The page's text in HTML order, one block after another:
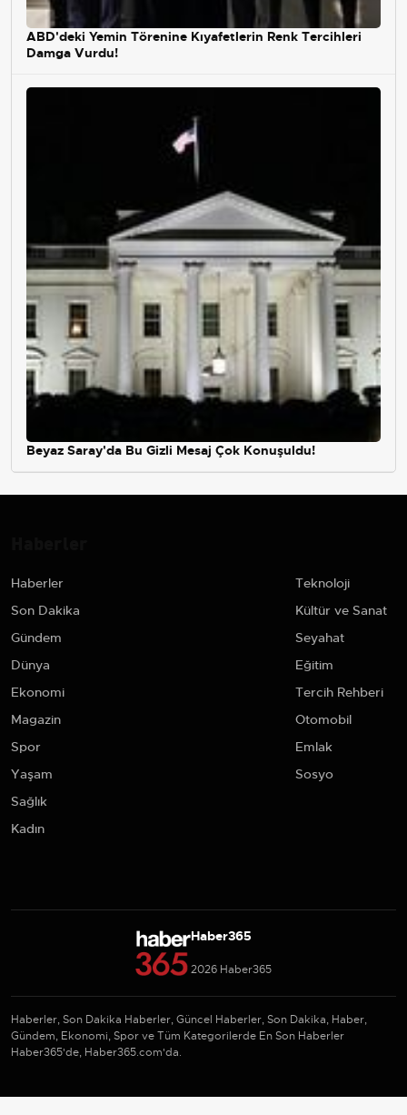
ABD'deki Yemin Törenine Kıyafetlerin Renk Tercihleri
Damga Vurdu!
Beyaz Saray'da Bu Gizli Mesaj Çok Konuşuldu!
Haberler
Son Dakika
Gündem
Dünya
Ekonomi
Magazin
Spor
Yaşam
Sağlık
Kadın
Teknoloji
Kültür ve Sanat
Seyahat
Eğitim
Tercih Rehberi
Otomobil
Emlak
Sosyo
Haber365
2026 Haber365
Haberler, Son Dakika Haberler, Güncel Haberler, Son Dakika, Haber,
Gündem, Ekonomi, Spor ve Tüm Kategorilerde En Son Haberler
Haber365'de, Haber365.com'da.